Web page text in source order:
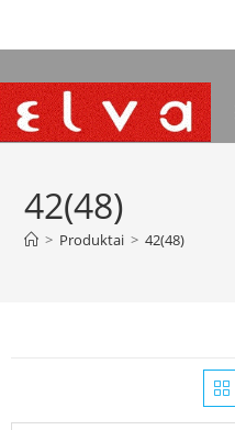
42(48)
> Produktai > 42(48)